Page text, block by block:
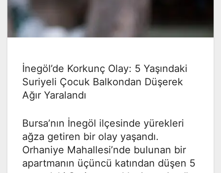
İnegöl’de Korkunç Olay: 5 Yaşındaki
Suriyeli Çocuk Balkondan Düşerek
Ağır Yaralandı
Bursa’nın İnegöl ilçesinde yürekleri
ağza getiren bir olay yaşandı.
Orhaniye Mahallesi’nde bulunan bir
apartmanın üçüncü katından düşen 5